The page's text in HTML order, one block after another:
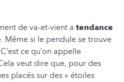
de va-et-vient a tendance
Même si le pendule se trouve
ce qu’on appelle
veut dire que, pour des
placés sur des « étoiles